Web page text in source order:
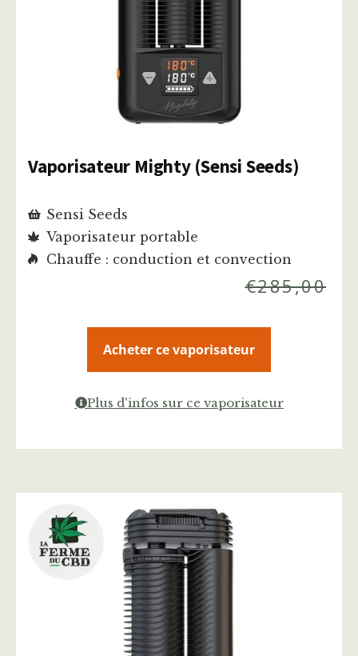
Vaporisateur Mighty (Sensi Seeds)
Sensi Seeds
Vaporisateur portable
Chauffe : conduction et convection
€285,00
Acheter ce vaporisateur
Plus d'infos sur ce vaporisateur